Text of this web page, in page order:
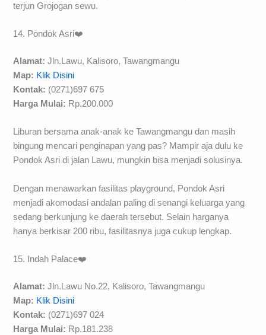
terjun Grojogan sewu.
14. Pondok Asri❤️
Alamat: Jln.Lawu, Kalisoro, Tawangmangu
Map: Klik Disini
Kontak: (0271)697 675
Harga Mulai: Rp.200.000
Liburan bersama anak-anak ke Tawangmangu dan masih
bingung mencari penginapan yang pas? Mampir aja dulu ke
Pondok Asri di jalan Lawu, mungkin bisa menjadi solusinya.
Dengan menawarkan fasilitas playground, Pondok Asri
menjadi akomodasi andalan paling di senangi keluarga yang
sedang berkunjung ke daerah tersebut. Selain harganya
hanya berkisar 200 ribu, fasilitasnya juga cukup lengkap.
15. Indah Palace❤️
Alamat: Jln.Lawu No.22, Kalisoro, Tawangmangu
Map: Klik Disini
Kontak: (0271)697 024
Harga Mulai: Rp.181.238